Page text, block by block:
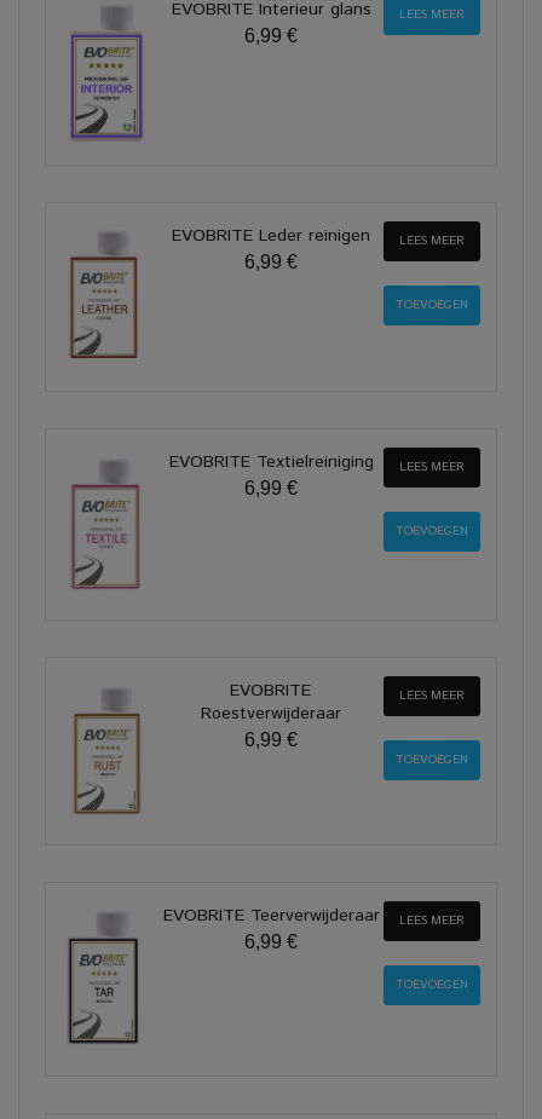
EVOBRITE Interieur glans
6,99 €
LEES MEER
EVOBRITE Leder reinigen
6,99 €
LEES MEER
EVOBRITE Textielreiniging
6,99 €
LEES MEER
EVOBRITE
Roestverwijderaar
6,99 €
LEES MEER
EVOBRITE Teerverwijderaar
6,99 €
LEES MEER